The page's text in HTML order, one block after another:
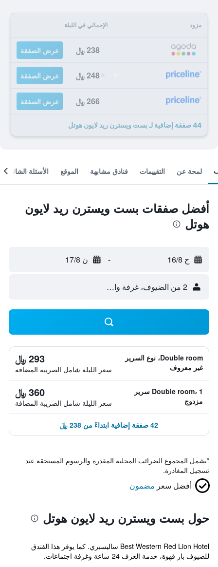
مزود الإجمالي في الليلة
238 ﷼ عرض الصفقة
248 ﷼ عرض الصفقة
266 ﷼ عرض الصفقة
44 صفقة إضافية لـ بست ويسترن ريد لايون هوتل
لمحة عن التقييمات فنادق مشابهة الموقع الأسئلة الشائعة
أفضل صفقات بست ويسترن ريد لايون
هوتل
ح 16/8 - ن 17/8
2 من الضيوف، غرفة واحدة
Double room، نوع السرير
غير معروف
293 ﷼
سعر الليلة شامل الصريبة المضافة
Double room، 1 سرير
مزدوج
360 ﷼
سعر الليلة شامل الصريبة المضافة
42 صفقة إضافية ابتداءً من 238 ﷼
*يشمل المجموع الضرائب المحلية المقدرة والرسوم المستحقة عند
تسجيل المغادرة.
أفضل سعر مضمون
حول بست ويسترن ريد لايون هوتل
Best Western Red Lion Hotel ساليسبري. كما يوفر هذا الفندق
للضيوف بار قهوة، خدمة الغرف 24-ساعة وغرفة اجتماعات.